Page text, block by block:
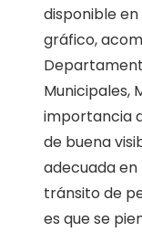
disponible
gráfico,
Municipales,
importancia
de buena
adecuada
tránsito de
es que se